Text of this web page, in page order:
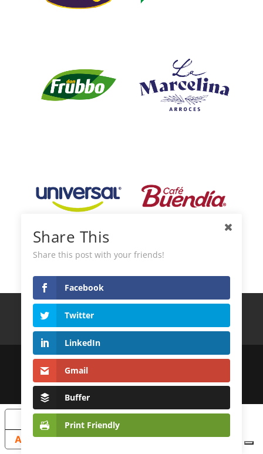
Términos y Condiciones
Política de Cookies
Contacto
© 2022DistribuidoraLatinoAndina S.L.
| Desarrollo WebMagicalWebStudio
Share This
Share this post with your friends!
Facebook
Twitter
LinkedIn
Gmail
Buffer
Print Friendly
Aviso en el momento de la recogida
Sus opciones de privacidad